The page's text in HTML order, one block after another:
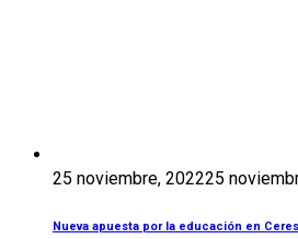
25 noviembre, 202225
Nueva apuesta por la educación en Ceres